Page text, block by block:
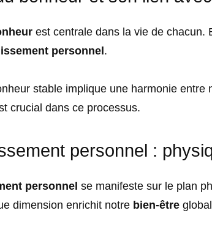
est centrale dans la vie de chacun.
personnel .
stable implique une harmonie entre
crucial dans ce processus.
personnel :
personnel se manifeste sur le plan
dimension enrichit notre bien-être